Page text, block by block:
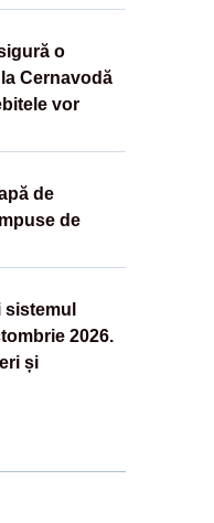
o
Cernavodă
vor
de
de
2026.
și